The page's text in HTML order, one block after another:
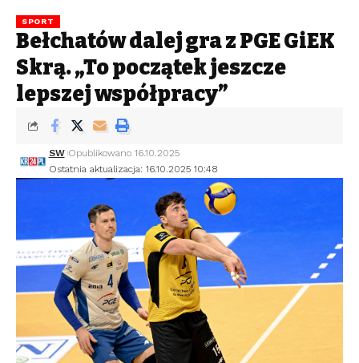
SPORT
Bełchatów dalej gra z PGE GiEK
Skrą. „To początek jeszcze
lepszej współpracy”
Ostatnia aktualizacja: 16.10.2025 10:48
SW Opublikowano 16.10.2025